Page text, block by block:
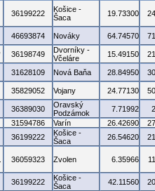
36199222
Košice -
Šaca
19.73300
46693874 Nováky 64.74570
36198749
Dvorníky -
Včeláre
15.49150
31628109 Nová Baňa 28.84950
35829052 Vojany 24.77130
36389030
Oravský
Podzámok
7.71992
31594786 Varín 26.42690
36199222
Košice -
Šaca
26.54620
36059323 Zvolen 6.35966
36199222
Košice -
Šaca
42.11560